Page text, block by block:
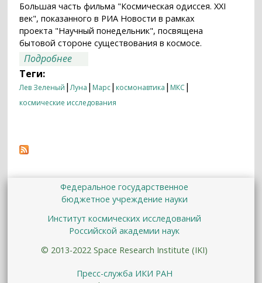
Большая часть фильма "Космическая одиссея. XXI
век", показанного в РИА Новости в рамках
проекта "Научный понедельник", посвящена
бытовой стороне существования в космосе.
Подробнее
Марсу
Теги:
Лев Зеленый |Луна | Марс| космонавтика | МКС |
космические исследования
Федеральное государственное
бюджетное учреждение науки
Институт космических исследований
Российской академии наук
© 2013-2022 Space Research Institute (IKI)
Пресс-служба ИКИ РАН